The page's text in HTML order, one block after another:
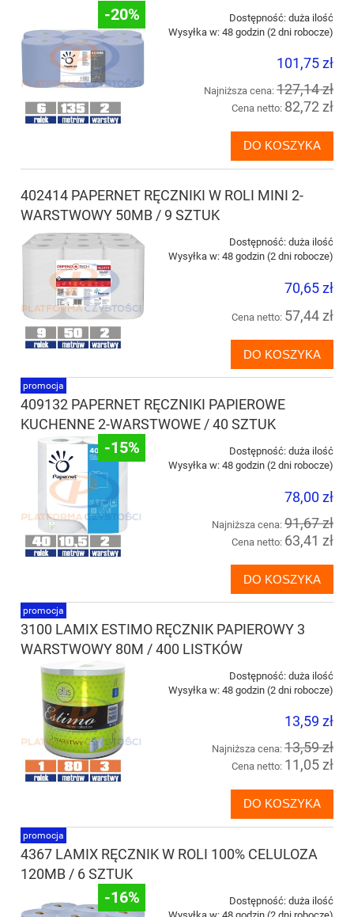
-20% Dostępność: duża ilość
Wysyłka w: 48 godzin (2 dni robocze)
101,75 zł
Najniższa cena: 127,14 zł
Cena netto: 82,72 zł
DO KOSZYKA
402414 PAPERNET RĘCZNIKI W ROLI MINI 2-
WARSTWOWY 50MB / 9 SZTUK
Dostępność: duża ilość
Wysyłka w: 48 godzin (2 dni robocze)
70,65 zł
Cena netto: 57,44 zł
DO KOSZYKA
409132 PAPERNET RĘCZNIKI PAPIEROWE
KUCHENNE 2-WARSTWOWE / 40 SZTUK
-15% Dostępność: duża ilość
Wysyłka w: 48 godzin (2 dni robocze)
78,00 zł
Najniższa cena: 91,67 zł
Cena netto: 63,41 zł
DO KOSZYKA
promocja
3100 LAMIX ESTIMO RĘCZNIK PAPIEROWY 3
WARSTWOWY 80M / 400 LISTKÓW
Dostępność: duża ilość
Wysyłka w: 48 godzin (2 dni robocze)
13,59 zł
Najniższa cena: 13,59 zł
Cena netto: 11,05 zł
DO KOSZYKA
promocja
4367 LAMIX RĘCZNIK W ROLI 100% CELULOZA
120MB / 6 SZTUK
-16% Dostępność: duża ilość
promocja